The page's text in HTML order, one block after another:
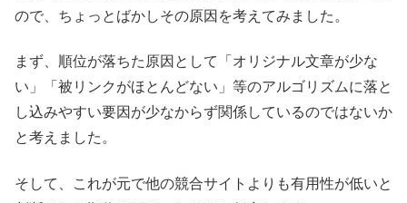
ので、ちょっとばかしその原因を考えてみました。
まず、順位が落ちた原因として「オリジナル文章が少な
い」「被リンクがほとんどない」等のアルゴリズムに落と
し込みやすい要因が少なからず関係しているのではないか
と考えました。
そして、これが元で他の競合サイトよりも有用性が低いと